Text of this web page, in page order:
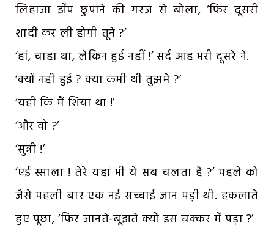
लिहाजा झेंप छुपाने की गरज से बोला, ‘फिर दूसरी
शादी कर ली होगी तूने ?’
‘हां, चाहा था, लेकिन हुई नहीं !’ सर्द आह भरी दूसरे ने.
‘क्यों नही हुई ? क्या कमी थी तुझमे ?’
‘यही कि मैं शिया था !’
‘और वो ?’
‘सुन्नी !’
‘एई स्साला ! तेरे यहां भी ये सब चलता है ?’ पहले को
जैसे पहली बार एक नई सच्चाई जान पड़ी थी. हकलाते
हुए पूछा, ‘फिर जानते-बूझते क्यों इस चक्कर में पड़ा ?’